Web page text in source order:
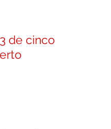
de cinco